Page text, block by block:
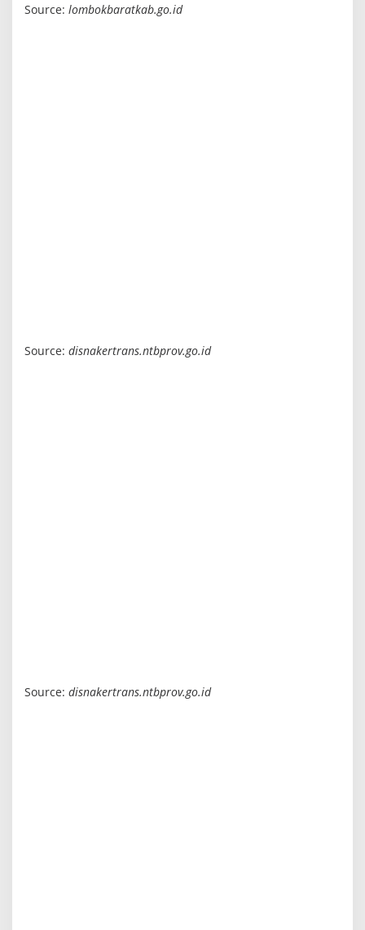
Source: lombokbaratkab.go.id
Source: disnakertrans.ntbprov.go.id
Source: disnakertrans.ntbprov.go.id